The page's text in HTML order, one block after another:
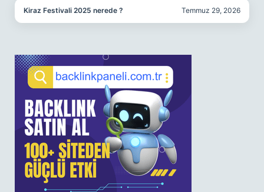
Kiraz Festivali 2025 nerede ? Temmuz 29, 2026